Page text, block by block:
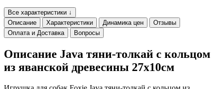
Все характеристики ↓
Описание
Характеристики Динамика цен
Отзывы
Оплата и Доставка
Вопросы
Описание Java тяни-толкай c кольцом
из яванской древесины 27х10см